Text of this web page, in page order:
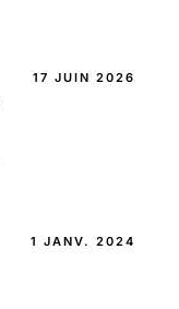
17 JUIN 2026
1 JANV. 2024